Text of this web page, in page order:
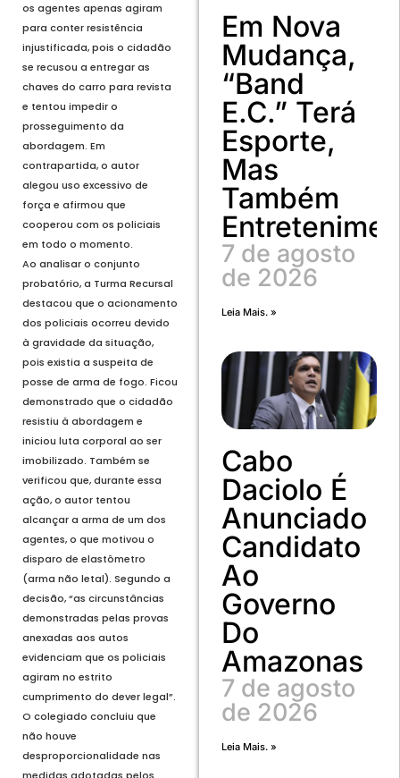
os agentes apenas agiram
para conter resistência
injustificada, pois o cidadão
se recusou a entregar as
chaves do carro para revista
e tentou impedir o
prosseguimento da
abordagem. Em
contrapartida, o autor
alegou uso excessivo de
força e afirmou que
cooperou com os policiais
em todo o momento.
Ao analisar o conjunto
probatório, a Turma Recursal
destacou que o acionamento
dos policiais ocorreu devido
à gravidade da situação,
pois existia a suspeita de
posse de arma de fogo. Ficou
demonstrado que o cidadão
resistiu à abordagem e
iniciou luta corporal ao ser
imobilizado. Também se
verificou que, durante essa
ação, o autor tentou
alcançar a arma de um dos
agentes, o que motivou o
disparo de elastômetro
(arma não letal). Segundo a
decisão, “as circunstâncias
demonstradas pelas provas
anexadas aos autos
evidenciam que os policiais
agiram no estrito
cumprimento do dever legal”.
O colegiado concluiu que
não houve
desproporcionalidade nas
Em Nova
Mudança,
“Band
E.C.” Terá
Esporte,
Mas
Também
7 de agosto
de 2026
Leia Mais. »
Cabo
Daciolo É
Anunciado
Candidato
Ao
Governo
Do
Amazonas
7 de agosto
de 2026
Leia Mais. »